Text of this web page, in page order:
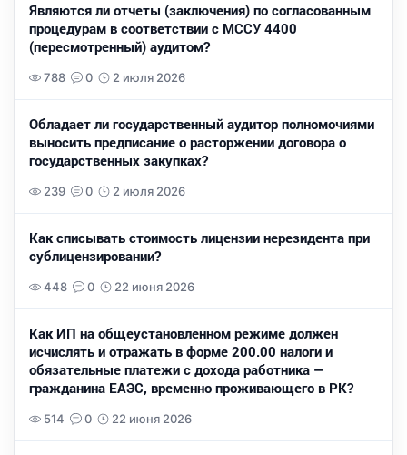
Являются ли отчеты (заключения) по согласованным
процедурам в соответствии с МССУ 4400
(пересмотренный) аудитом?
788 0 2 июля 2026
Обладает ли государственный аудитор полномочиями
выносить предписание о расторжении договора о
государственных закупках?
239 0 2 июля 2026
Как списывать стоимость лицензии нерезидента при
сублицензировании?
448 0 22 июня 2026
Как ИП на общеустановленном режиме должен
исчислять и отражать в форме 200.00 налоги и
обязательные платежи с дохода работника —
гражданина ЕАЭС, временно проживающего в РК?
514 0 22 июня 2026